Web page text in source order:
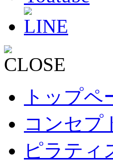
トップペ
コンセプ
ピラティ